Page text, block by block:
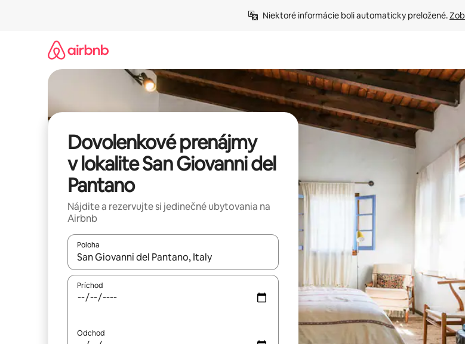
Niektoré informácie boli automaticky preložené.
Dovolenkové prenájmy
v lokalite San Giovanni del
Pantano
Nájdite a rezervujte si jedinečné ubytovania na
Airbnb
Poloha
Keď budú výsledky k dispozícii, môžete si ich prechádzať pomocou klávesov so šípkami nahor a
Príchod
Odchod